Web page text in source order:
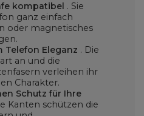
kompatibel . Sie
ganz einfach
oder magnetisches
Telefon Eleganz . Die
an und die
verleihen ihr
Charakter.
Schutz für Ihre
Kanten schützen die